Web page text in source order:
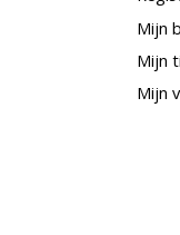
Mijn
Mijn
Mijn